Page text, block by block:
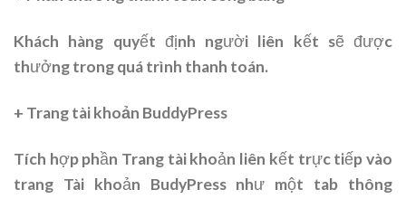
Khách hàng quyết định người liên kết sẽ được
thưởng trong quá trình thanh toán.
+ Trang tài khoản BuddyPress
Tích hợp phần Trang tài khoản liên kết trực tiếp vào
trang Tài khoản BudyPress như một tab thông